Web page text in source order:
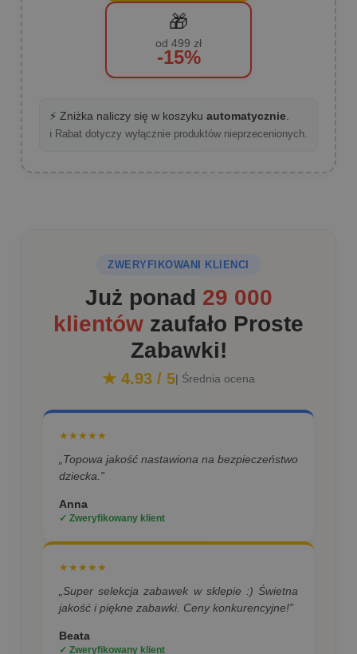
🎁
od 499 zł
-15%
⚡ Zniżka naliczy się w koszyku automatycznie.
ℹ️ Rabat dotyczy wyłącznie produktów nieprzecenionych.
ZWERYFIKOWANI KLIENCI
Już ponad 29 000
klientów zaufało Proste
Zabawki!
★ 4.93 / 5| Średnia ocena
★★★★★
„Topowa jakość nastawiona na bezpieczeństwo
dziecka.”
Anna
✓ Zweryfikowany klient
★★★★★
„Super selekcja zabawek w sklepie :) Świetna
jakość i piękne zabawki. Ceny konkurencyjne!”
Beata
✓ Zweryfikowany klient